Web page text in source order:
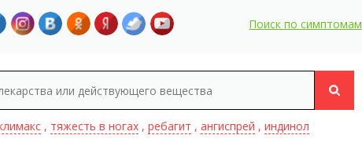
Поиск по симптомам
, тяжесть в ногах, ребагит , ангиспрей , индинол